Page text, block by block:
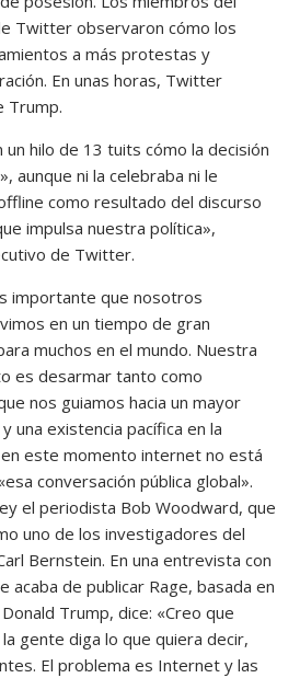
Twitter observaron cómo los
a más protestas y
En unas horas, Twitter
Trump.
un hilo de 13 tuits cómo la decisión
aunque ni la celebraba ni le
como resultado del discurso
impulsa nuestra política»,
de Twitter.
importante que nosotros
en un tiempo de gran
muchos en el mundo. Nuestra
es desarmar tanto como
nos guiamos hacia un mayor
una existencia pacífica en la
este momento internet no está
conversación pública global».
el periodista Bob Woodward, que
uno de los investigadores del
Bernstein. En una entrevista con
acaba de publicar Rage, basada en
Trump, dice: «Creo que
gente diga lo que quiera decir,
El problema es Internet y las